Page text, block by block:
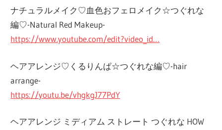
ナチュラルメイク♡血色おフェロメイク☆つぐれな
編♡-Natural Red Makeup-
https://www.youtube.com/edit?video_id…
ヘアアレンジ♡くるりんぱ☆つぐれな編♡-hair
arrange-
https://youtu.be/vhgkgJ77PdY
ヘアアレンジ ミディアム ストレート つぐれな HOW